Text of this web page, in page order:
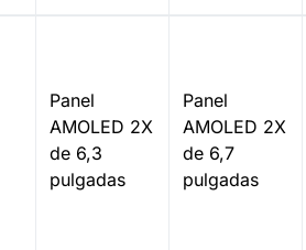
Panel
AMOLED 2X
de 6,3
pulgadas
Panel
AMOLED 2X
de 6,7
pulgadas